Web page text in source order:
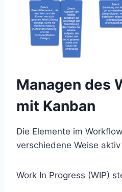
Managen des
mit Kanban
Die Elemente im
verschiedene Weise
Work In Progress (WIP)